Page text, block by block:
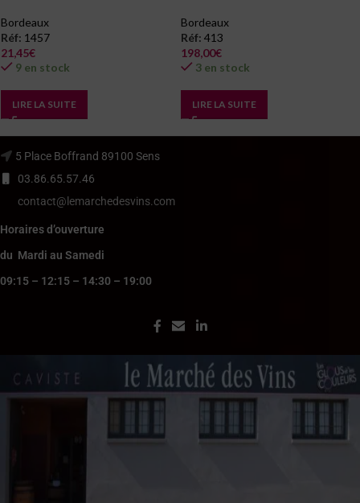
Bordeaux
Réf: 1457
21,45€
9 en stock
LIRE LA SUITE
Bordeaux
Réf: 413
198,00€
3 en stock
LIRE LA SUITE
5 Place Boffrand 89100 Sens
03.86.65.57.46
contact@lemarchedesvins.com
Horaires d’ouverture
du Mardi au Samedi
09:15 – 12:15 – 14:30 – 19:00